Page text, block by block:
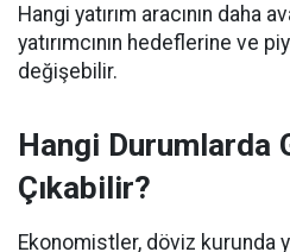
Hangi yatırım aracının daha
yatırımcının hedeflerine ve
değişebilir.
Hangi Durumlarda
Çıkabilir?
Ekonomistler, döviz kurunda